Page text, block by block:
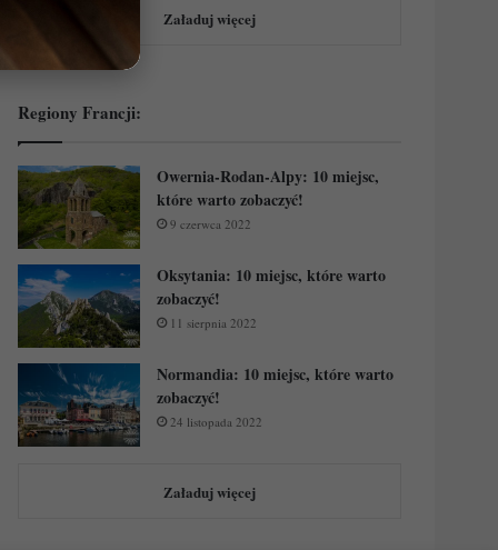
Załaduj więcej
Regiony Francji:
Owernia-Rodan-Alpy: 10 miejsc,
które warto zobaczyć!
9 czerwca 2022
Oksytania: 10 miejsc, które warto
zobaczyć!
11 sierpnia 2022
Normandia: 10 miejsc, które warto
zobaczyć!
24 listopada 2022
Załaduj więcej